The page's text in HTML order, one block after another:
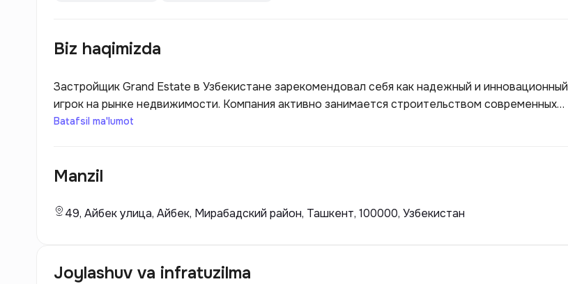
Biz haqimizda
Застройщик Grand Estate в Узбекистане зарекомендовал себя как надежный и инновационный
игрок на рынке недвижимости. Компания активно занимается строительством современных
жилых комплексов, офисных зданий и коммерческой недвижимости. Grand Estate акцентирует
Batafsil ma'lumot
Manzil
49, Айбек улица, Айбек, Мирабадский район, Ташкент, 100000, Узбекистан
Joylashuv va infratuzilma